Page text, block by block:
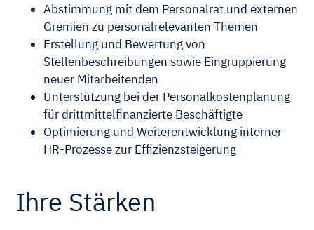
Abstimmung mit dem Personalrat und externen
Gremien zu personalrelevanten Themen
Erstellung und Bewertung von
Stellenbeschreibungen sowie Eingruppierung
neuer Mitarbeitenden
Unterstützung bei der Personalkostenplanung
für drittmittelfinanzierte Beschäftigte
Optimierung und Weiterentwicklung interner
HR-Prozesse zur Effizienzsteigerung
Ihre Stärken